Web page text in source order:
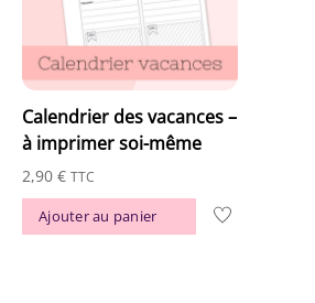
Calendrier des vacances –
à imprimer soi-même
2,90 € TTC
Ajouter au panier